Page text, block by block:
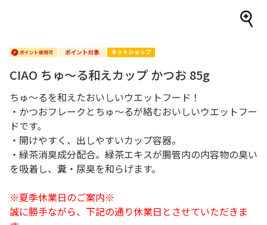
CIAO ちゅ～る和えカップ かつお 85g
ちゅ～るを和えたおいしいウエットフード！
・かつおフレークとちゅ～るが絡むおいしいウエットフー
ドです。
・開けやすく、出しやすいカップ容器。
・緑茶消臭成分配合。緑茶エキスが腸管内の内容物の臭い
を吸着し、糞・尿臭を和らげます。
※夏季休業日のご案内※
誠に勝手ながら、下記の通り休業日とさせていただきま